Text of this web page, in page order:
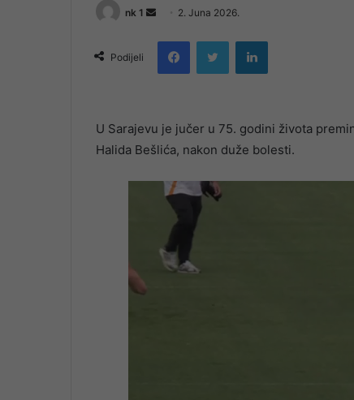
nk 1
Send
email
2. Juna 2026.
Podijeli
FacebookTwitter LinkedIn
U Sarajevu je jučer u 75. godini života
Halida Bešlića, nakon duže bolesti.